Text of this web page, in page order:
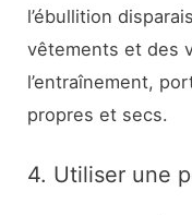
l’ébullition
vêtements et des
l’entraînement,
propres et secs.
4. Utiliser une